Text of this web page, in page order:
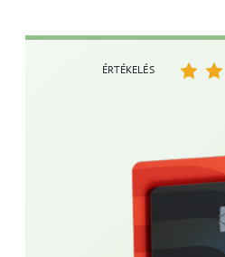
ÉRTÉKELÉS